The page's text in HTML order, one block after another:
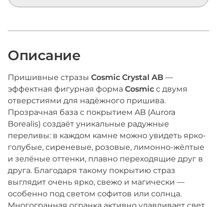
Описание
Пришивные стразы Cosmic Crystal AB —
эффектная фигурная форма Cosmic с двумя
отверстиями для надёжного пришива.
Прозрачная база с покрытием AB (Aurora
Borealis) создаёт уникальные радужные
переливы: в каждом камне можно увидеть ярко-
голубые, сиреневые, розовые, лимонно-жёлтые
и зелёные оттенки, плавно переходящие друг в
друга. Благодаря такому покрытию страз
выглядит очень ярко, свежо и магически —
особенно под светом софитов или солнца.